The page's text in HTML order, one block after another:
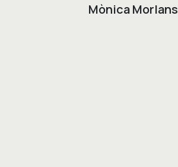
Mònica Morlans